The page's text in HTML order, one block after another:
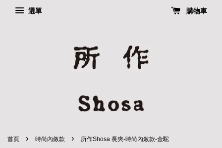
選單 購物車
首頁 › 時尚內斂款 › 所作Shosa 長夾-時尚內斂款-金駝